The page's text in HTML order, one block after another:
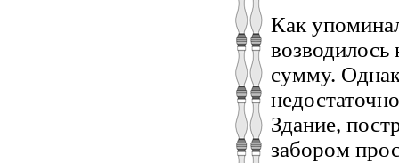
Как
сумму.
Здание,
забором